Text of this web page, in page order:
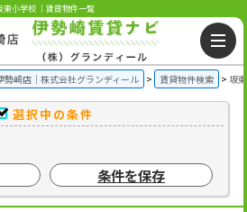
東小学校 ｜賃貸物件一覧
崎店｜株式会社グランディール 賃貸物件検索 坂
選択中の条件
条件を保存